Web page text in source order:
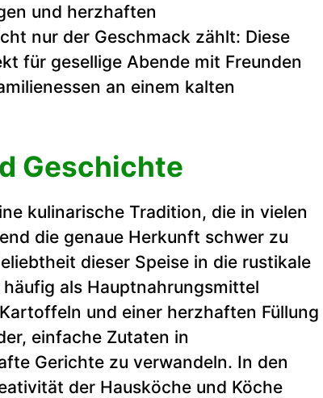
und herzhaften
nur der Geschmack zählt: Diese
für gesellige Abende mit Freunden
an einem kalten
Geschichte
kulinarische Tradition, die in vielen
die genaue Herkunft schwer zu
dieser Speise in die rustikale
als Hauptnahrungsmittel
und einer herzhaften Füllung
einfache Zutaten in
Gerichte zu verwandeln. In den
der Hausköche und Köche